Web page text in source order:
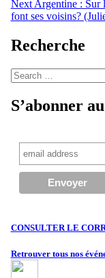
l’article
Next Argentine : Sur
font ses voisins?
Recherche
Search
for:
S’abonner
CONSULTER LE
Retrouver tous nos